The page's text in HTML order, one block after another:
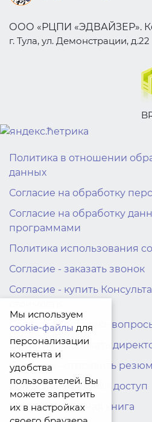
ООО «РЦПИ «ЭДВАЙЗЕР».
г. Тула, ул. Демонстрации, д.22
bewin999 bewin999
bewin999 bewin999
Мы используем
cookie-файлы для
персонализации
контента и
удобства
пользователей. Вы
можете запретить
их в настройках
Политика в отношении
данных
Согласие на обработку
Согласие на обработку
программами
Политика использования
Согласие - заказать звонок
Согласие - купить
Согласие - остались
Согласие - написать
Согласие - отправить
Согласие - пробный доступ
Согласие - Главная книга